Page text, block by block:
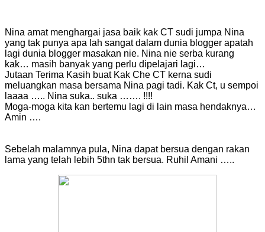
Nina amat menghargai jasa baik kak CT sudi jumpa Nina
yang tak punya apa lah sangat dalam dunia blogger apatah
lagi dunia blogger masakan nie. Nina nie serba kurang
kak… masih banyak yang perlu dipelajari lagi…
Jutaan Terima Kasih buat Kak Che CT kerna sudi
meluangkan masa bersama Nina pagi tadi. Kak Ct, u sempoi
laaaa ….. Nina suka.. suka ……. !!!!
Moga-moga kita kan bertemu lagi di lain masa hendaknya…
Amin ….
Sebelah malamnya pula, Nina dapat bersua dengan rakan
lama yang telah lebih 5thn tak bersua. Ruhil Amani …..